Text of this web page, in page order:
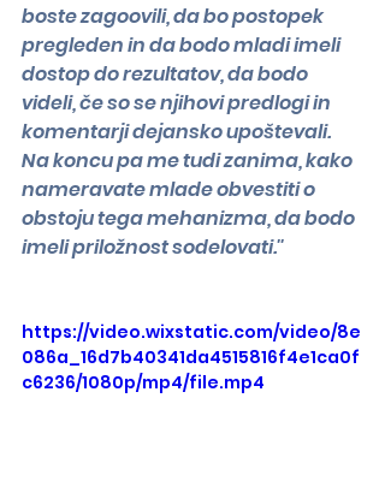
boste zagoovili, da bo postopek
pregleden in da bodo mladi imeli
dostop do rezultatov, da bodo
videli, če so se njihovi predlogi in
komentarji dejansko upoštevali.
Na koncu pa me tudi zanima, kako
nameravate mlade obvestiti o
obstoju tega mehanizma, da bodo
imeli priložnost sodelovati.''
https://video.wixstatic.com/video/8e
086a_16d7b40341da4515816f4e1ca0f
c6236/1080p/mp4/file.mp4